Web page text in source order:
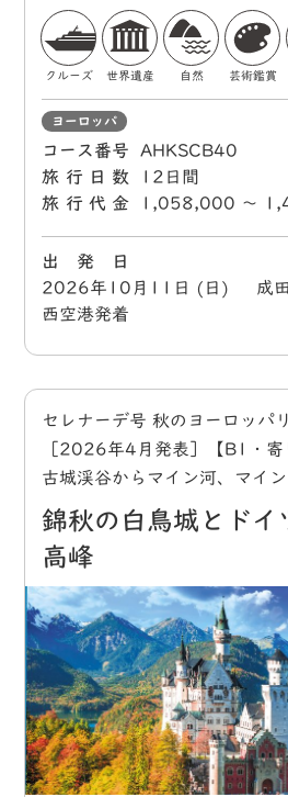
クルーズ 世界遺産 自然 芸術鑑賞
ヨーロッパ
コース番号
AHKSCB40
旅行日数
12日間
旅行代金
1,058,000 〜
出 発 日
2026年10月11日 (日) 成田
西空港発着
セレナーデ号 秋のヨーロッパ
［2026年4月発表］【B1・寄
古城渓谷からマイン河、マイ
錦秋の白鳥城とドイ
高峰